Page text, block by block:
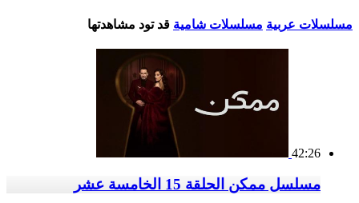
مسلسلات عربية مسلسلات شامية قد تود مشاهدتها
42:26
مسلسل ممكن الحلقة 15 الخامسة عشر